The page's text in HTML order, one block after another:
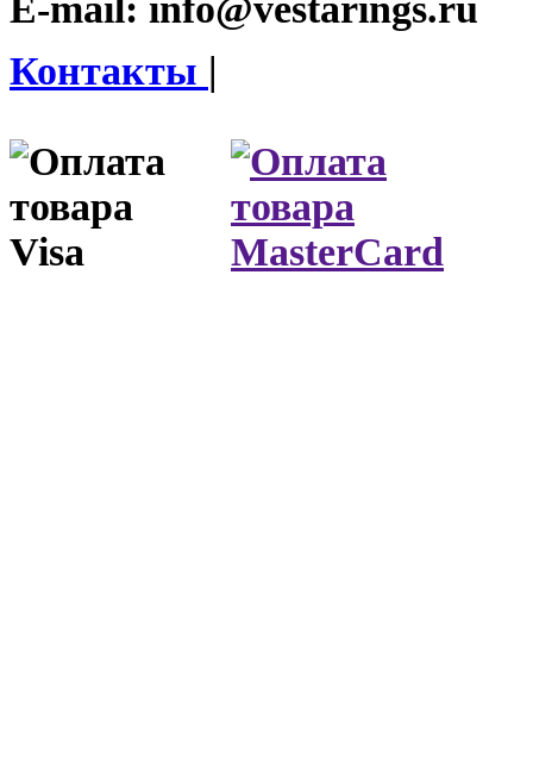
E-mail: info@vestarings.ru
Контакты |